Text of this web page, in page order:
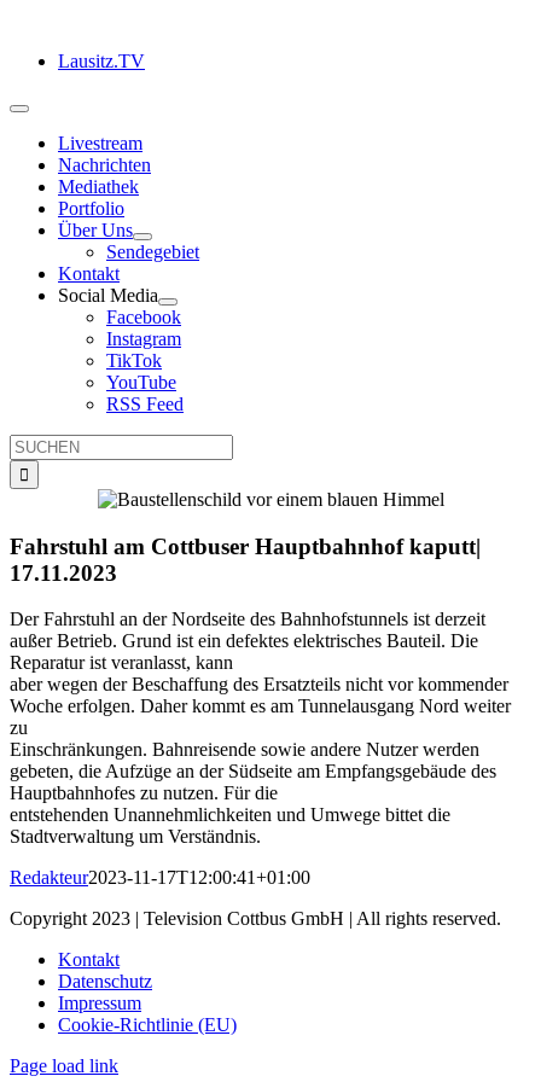
springenLausitz.TV
Toggle
NavigationLivestream
Nachrichten
Mediathek
Portfolio
Über Uns
Sendegebiet
Kontakt
Social Media
Facebook
Instagram
TikTok
YouTube
RSS Feed
Suche
nach:
Fahrstuhl am Cottbuser Hauptbahnhof kaputt|
17.11.2023
Der Fahrstuhl an der Nordseite des Bahnhofstunnels ist derzeit
außer Betrieb. Grund ist ein defektes elektrisches Bauteil. Die
Reparatur ist veranlasst, kann
aber wegen der Beschaffung des Ersatzteils nicht vor kommender
Woche erfolgen. Daher kommt es am Tunnelausgang Nord weiter
zu
Einschränkungen. Bahnreisende sowie andere Nutzer werden
gebeten, die Aufzüge an der Südseite am Empfangsgebäude des
Hauptbahnhofes zu nutzen. Für die
entstehenden Unannehmlichkeiten und Umwege bittet die
Stadtverwaltung um Verständnis.
Redakteur2023-11-17T12:00:41+01:00
Copyright 2023 | Television Cottbus GmbH | All rights reserved.
Kontakt
Datenschutz
Impressum
Cookie-Richtlinie (EU)
Page load link